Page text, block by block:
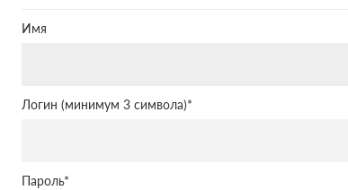
Имя
Логин (минимум 3 символа)*
Пароль*